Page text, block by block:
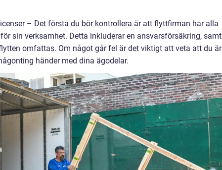
– Det första du bör kontrollera är att flyttfirman har alla
sin verksamhet. Detta inkluderar en ansvarsförsäkring, samt
omfattas. Om något går fel är det viktigt att veta att du är
händer med dina ägodelar.